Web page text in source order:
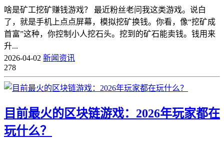
啥是矿工挖矿赚钱游戏？ 最近粉丝老问我这类游戏。说白
了，就是手机上点点屏幕，模拟挖矿换钱。你看，像“挖矿成
首富”这种，你控制小人挖石头。挖到的矿石能卖钱。钱用来
升...
2026-04-02 新闻资讯
278
目前最火的区块链游戏：2026年玩家都在
玩什么？